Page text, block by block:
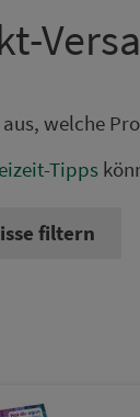
welche
Tipps
filtern